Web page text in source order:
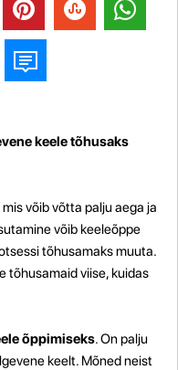
keele tõhusaks
võib võtta palju aega ja
võib keeleõppe
tõhusamaks muuta.
tõhusamaid viise, kuidas
õppimiseks. On palju
keelt. Mõned neist